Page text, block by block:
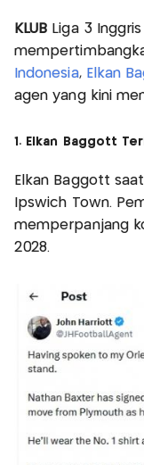
KLUB Liga 3
Indonesia,Elkan
agen yang kini
1. Elkan Baggott
Elkan Baggott
Ipswich Town.
memperpanjang
2028.